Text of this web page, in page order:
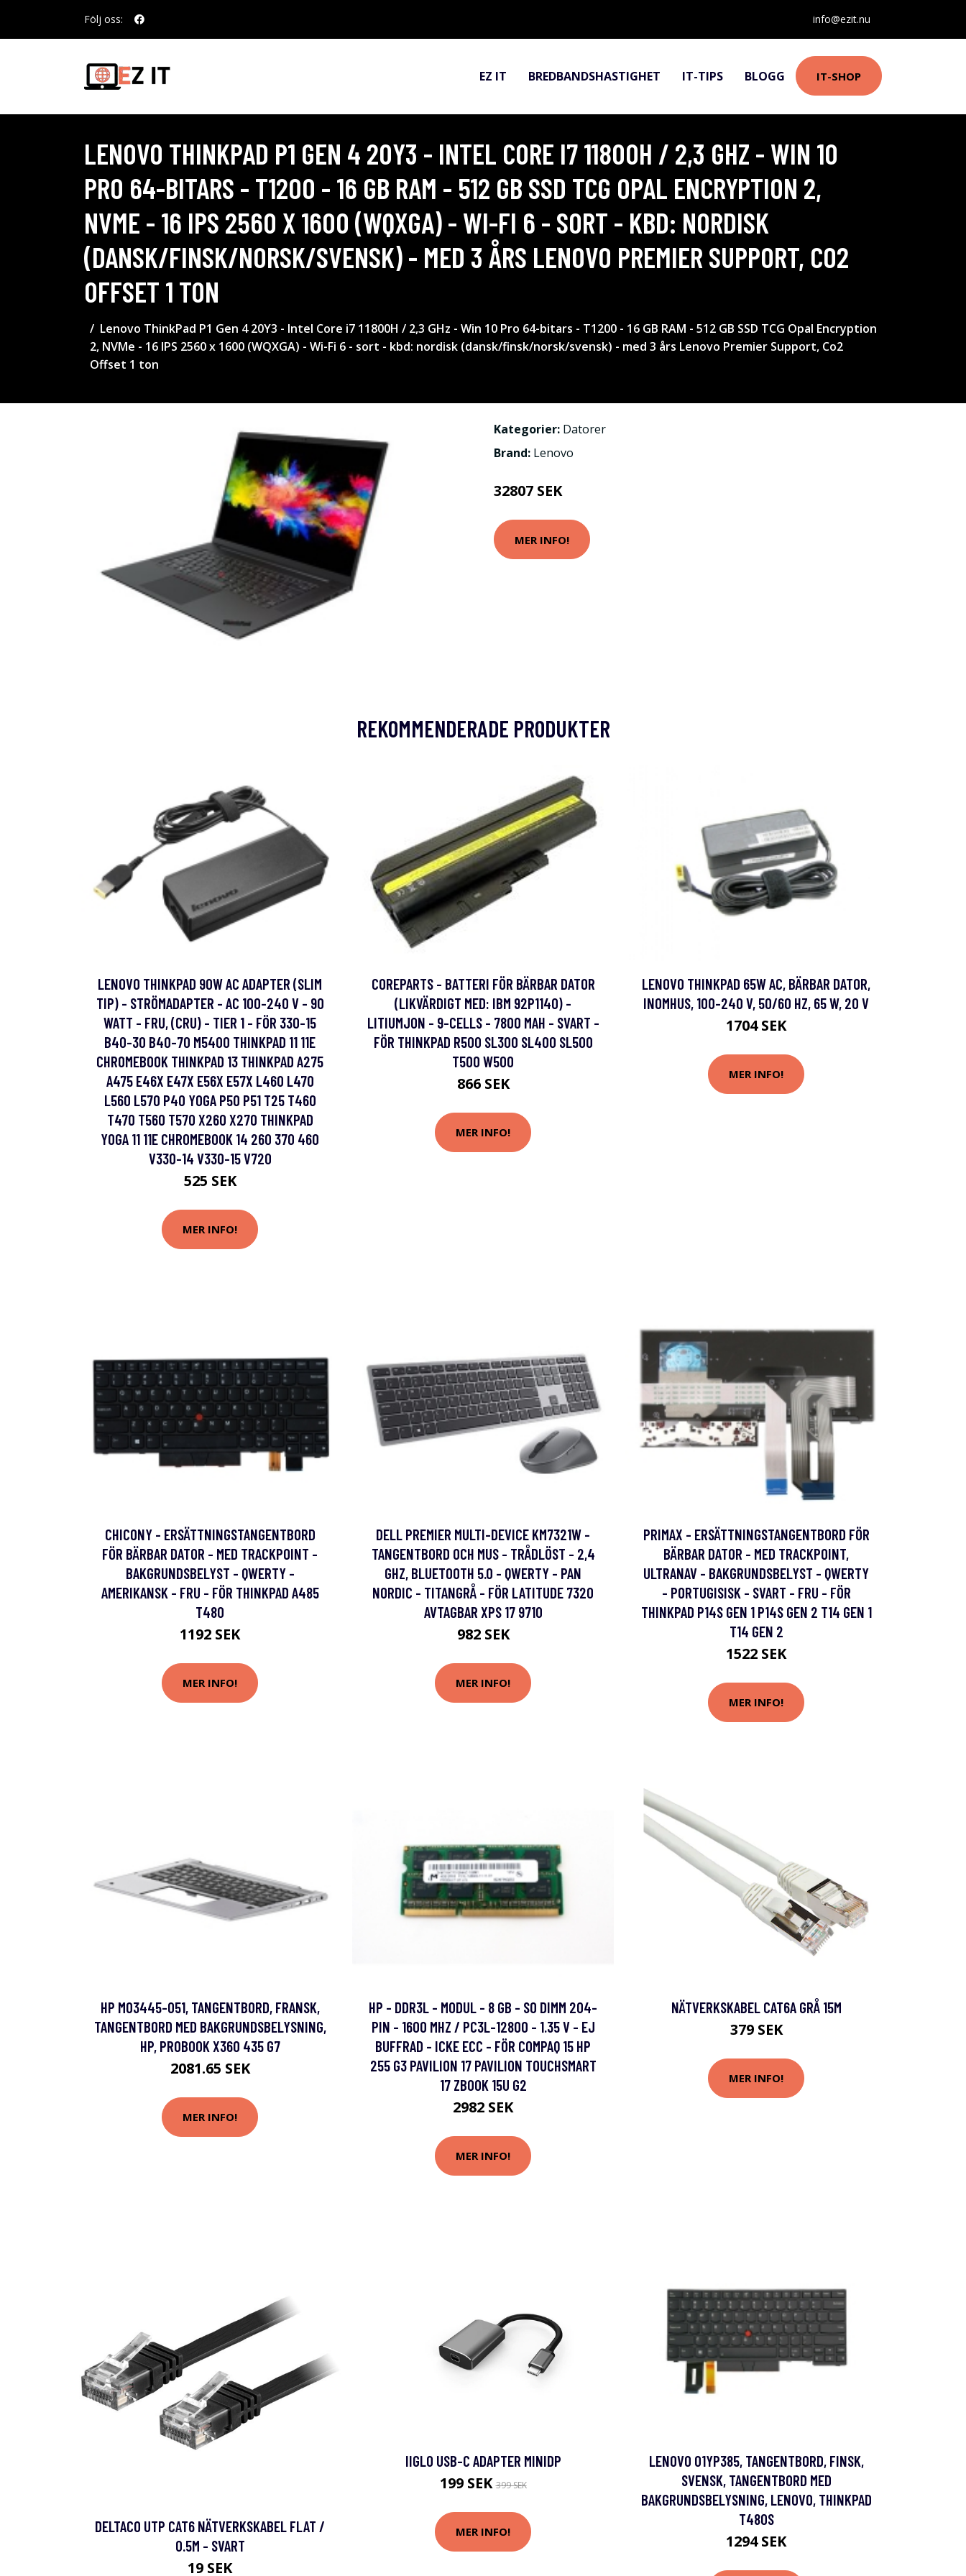
Följ oss: info@ezit.nu
EZ IT BREDBANDSHASTIGHET IT-TIPS BLOGG IT-SHOP
LENOVO THINKPAD P1 GEN 4 20Y3 - INTEL CORE I7 11800H / 2,3 GHZ - WIN 10
PRO 64-BITARS - T1200 - 16 GB RAM - 512 GB SSD TCG OPAL ENCRYPTION 2,
NVME - 16 IPS 2560 X 1600 (WQXGA) - WI-FI 6 - SORT - KBD: NORDISK
(DANSK/FINSK/NORSK/SVENSK) - MED 3 ÅRS LENOVO PREMIER SUPPORT, CO2
OFFSET 1 TON
Lenovo ThinkPad P1 Gen 4 20Y3 - Intel Core i7 11800H / 2,3 GHz - Win 10 Pro 64-bitars - T1200 - 16 GB RAM - 512 GB SSD TCG Opal Encryption
2, NVMe - 16 IPS 2560 x 1600 (WQXGA) - Wi-Fi 6 - sort - kbd: nordisk (dansk/finsk/norsk/svensk) - med 3 års Lenovo Premier Support, Co2
Offset 1 ton
Kategorier: Datorer
Brand: Lenovo
32807 SEK
MER INFO!
REKOMMENDERADE PRODUKTER
LENOVO THINKPAD 90W AC ADAPTER (SLIM
TIP) - STRÖMADAPTER - AC 100-240 V - 90
WATT - FRU, (CRU) - TIER 1 - FÖR 330-15
B40-30 B40-70 M5400 THINKPAD 11 11E
CHROMEBOOK THINKPAD 13 THINKPAD A275
A475 E46X E47X E56X E57X L460 L470
L560 L570 P40 YOGA P50 P51 T25 T460
T470 T560 T570 X260 X270 THINKPAD
YOGA 11 11E CHROMEBOOK 14 260 370 460
V330-14 V330-15 V720
525 SEK
MER INFO!
COREPARTS - BATTERI FÖR BÄRBAR DATOR
(LIKVÄRDIGT MED: IBM 92P1140) -
LITIUMJON - 9-CELLS - 7800 MAH - SVART -
FÖR THINKPAD R500 SL300 SL400 SL500
T500 W500
866 SEK
MER INFO!
LENOVO THINKPAD 65W AC, BÄRBAR DATOR,
INOMHUS, 100-240 V, 50/60 HZ, 65 W, 20 V
1704 SEK
MER INFO!
CHICONY - ERSÄTTNINGSTANGENTBORD
FÖR BÄRBAR DATOR - MED TRACKPOINT -
BAKGRUNDSBELYST - QWERTY -
AMERIKANSK - FRU - FÖR THINKPAD A485
T480
1192 SEK
MER INFO!
DELL PREMIER MULTI-DEVICE KM7321W -
TANGENTBORD OCH MUS - TRÅDLÖST - 2,4
GHZ, BLUETOOTH 5.0 - QWERTY - PAN
NORDIC - TITANGRÅ - FÖR LATITUDE 7320
AVTAGBAR XPS 17 9710
982 SEK
MER INFO!
PRIMAX - ERSÄTTNINGSTANGENTBORD FÖR
BÄRBAR DATOR - MED TRACKPOINT,
ULTRANAV - BAKGRUNDSBELYST - QWERTY
- PORTUGISISK - SVART - FRU - FÖR
THINKPAD P14S GEN 1 P14S GEN 2 T14 GEN 1
T14 GEN 2
1522 SEK
MER INFO!
HP M03445-051, TANGENTBORD, FRANSK,
TANGENTBORD MED BAKGRUNDSBELYSNING,
HP, PROBOOK X360 435 G7
2081.65 SEK
MER INFO!
HP - DDR3L - MODUL - 8 GB - SO DIMM 204-
PIN - 1600 MHZ / PC3L-12800 - 1.35 V - EJ
BUFFRAD - ICKE ECC - FÖR COMPAQ 15 HP
255 G3 PAVILION 17 PAVILION TOUCHSMART
17 ZBOOK 15U G2
2982 SEK
MER INFO!
NÄTVERKSKABEL CAT6A GRÅ 15M
379 SEK
MER INFO!
DELTACO UTP CAT6 NÄTVERKSKABEL FLAT /
0.5M - SVART
19 SEK
IIGLO USB-C ADAPTER MINIDP
199 SEK399 SEK
MER INFO!
LENOVO 01YP385, TANGENTBORD, FINSK,
SVENSK, TANGENTBORD MED
BAKGRUNDSBELYSNING, LENOVO, THINKPAD
T480S
1294 SEK